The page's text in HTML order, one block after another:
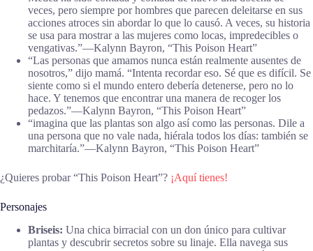
veces, pero siempre por hombres que parecen deleitarse en sus
acciones atroces sin abordar lo que lo causó. A veces, su historia
se usa para mostrar a las mujeres como locas, impredecibles o
vengativas.”―Kalynn Bayron, “This Poison Heart”
“Las personas que amamos nunca están realmente ausentes de
nosotros,” dijo mamá. “Intenta recordar eso. Sé que es difícil. Se
siente como si el mundo entero debería detenerse, pero no lo
hace. Y tenemos que encontrar una manera de recoger los
pedazos.”―Kalynn Bayron, “This Poison Heart”
“imagina que las plantas son algo así como las personas. Dile a
una persona que no vale nada, hiérala todos los días: también se
marchitaría.”―Kalynn Bayron, “This Poison Heart”
¿Quieres probar “This Poison Heart”? ¡Aquí tienes!
Personajes
Briseis: Una chica birracial con un don único para cultivar
plantas y descubrir secretos sobre su linaje. Ella navega sus